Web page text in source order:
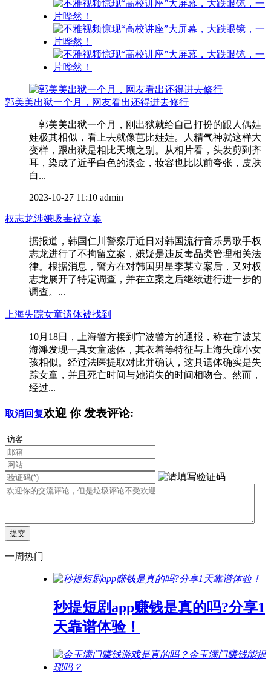
郭美美出狱一个月，网友看出还得进去修行
郭美美出狱一个月，刚出狱就给自己打扮的跟人偶娃
娃极其相似，看上去就像芭比娃娃。人精气神就这样大
变样，跟出狱是相比天壤之别。从相片看，头发剪到齐
耳，染成了近乎白色的淡金，妆容也比以前夸张，皮肤
白...
2023-10-27 11:10 admin
权志龙涉嫌吸毒被立案
据报道，韩国仁川警察厅近日对韩国流行音乐男歌手权
志龙进行了不拘留立案，嫌疑是违反毒品类管理相关法
律。根据消息，警方在对韩国男星李某立案后，又对权
志龙展开了特定调查，并在立案之后继续进行进一步的
调查。...
上海失踪女童遗体被找到
10月18日，上海警方接到宁波警方的通报，称在宁波某
海滩发现一具女童遗体，其衣着等特征与上海失踪小女
孩相似。经过法医提取对比并确认，这具遗体确实是失
踪女童，并且死亡时间与她消失的时间相吻合。然而，
经过...
取消回复欢迎 你发表评论:
一周热门
秒提短剧app赚钱是真的吗?分享1
天靠谱体验！